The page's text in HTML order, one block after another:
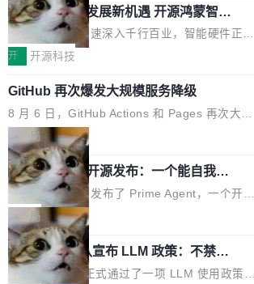
高了。全域营销服务商的竞争正在从规模转向深
度,案例厚度、全域覆盖、多线协同...
或造假。问题是，作为读者，如果你筛选出那些
看起来最令人兴奋的论文，那它们大部分都是过
度宣传的。」 这才是真正的痛点。不是所有论文
都有问题，是最吸引眼球的那批论文最有问题。
他引用的帖子来自 Mathew Shen，一位 ICLR 2
026 的读者：「看了篇 ...
的早期工程师之一，在 Grok 训练基础设施团队
工作过。近日他在 X 上发了一条帖子，列出了他
认为现代 AI 领域最重要的三个开源项目。 第一
理由很具体。FA 系列不需要解释，但 FA2 是他
认为最重要的一个——复杂度恰到好处，刚好能
驱动你去学 CuTe，但还没被那些"邪恶的" Hopp
er++ 优化所淹没，足够容易修改和适配。 更关
键的是 FA2 的持久性...
共商智能硬件发展新机遇 开源鸿蒙智能
硬件开发者日杭州站即将举行
随着万物智联加速深入千行百业，智能硬件正从
单点设备迈向智能化、网联化、协同化发展。作
鸿蒙通过统一技术底座和分布式能力，为不同类
型智能设备的开发、连接与互联提供关键支撑，
也为产业链企业探索产品创新与商业增长打开新
的空间。 8月14日，开源鸿蒙智能硬件开发者日
（OHDD：OpenHarmony Hardware Develope
r Day）将在杭州启航。活动面向智能硬件产业
链企业和开发者，邀请行业专家与资深技术顾
问，围绕开源鸿蒙技术能力、设备适配、芯片适
配、功耗与稳定性调优、兼容性测评及统一互联
等内容展开系统讲解和实战交流，帮助企业进一
开 开源科技
GitHub 再次爆发大规模服务降级
8 月 6 日，GitHub Actions 和 Pages 再次大规
模服务降级，Actions 完全不可用超过 5 小时，
webhook 停发，连自托管 runner 也因调度层故
障无法工作。Pages、Copilot code review、C
opilot coding agent 全部受影响。从检测到完全
恢复，大约 12 小时。 这是 2026 年 8 月的第六
起事故，其中四起与 AI/Copilot 服务相关。 Git
Hub 员工 kdaigle 在 HN 讨论中贴出了一组数
据：2025 年全年 10 亿次 commit。现在，每周
局
Prime Agent 开源发布：一个能自我改
进的编程 Agent，ARC-AGI 3 超越人类
专家基线
Prime Intellect 发布了 Prime Agent，一个开源
的编程 Agent Harness，核心设计围绕两个抽
象：Recursive Language Model（RLM）和 C
ontinual Harness。在 ARC-AGI 3 基准测试
上，Prime Agent + Opus 5 的组合达到了 95.
局
Rust 项目团队宣布 LLM 政策：不禁
止，但你要承认哪些代码不是你写的
Rust 语言项目正式通过了一项 LLM 使用政策，